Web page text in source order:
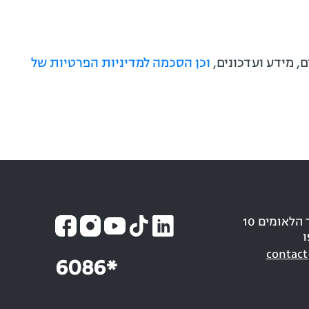
מידע ועדכונים, וכן הסכמה למדיניות הפרטיות של
כתובת: חבר הלאומים 10
6086*